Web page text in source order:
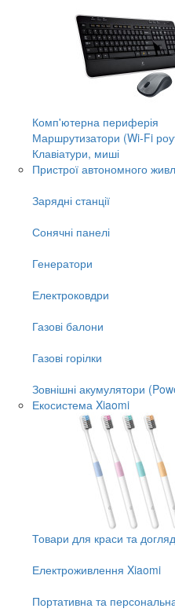
Комп'ютерна периферія
Маршрутизатори (Wi-Fi
Клавіатури, миші
Пристрої автономного
Зарядні станції
Сонячні панелі
Генератори
Електроковдри
Газові балони
Газові горілки
Зовнішні акумулятори
Екосистема Xiaomi
Товари для краси та
Електроживлення Xiaomi
Портативна та